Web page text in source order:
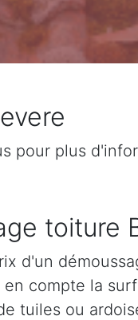
pour plus
toiture
d'un
en compte la
tuiles ou